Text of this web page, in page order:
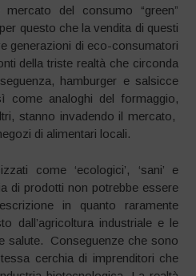
mercato del consumo “green”
questo che la vendita di questi
generazioni di eco-consumatori
della triste realtà che circonda
hamburger e salsicce
analoghi del formaggio,
stanno invadendo il mercato,
di alimentari locali.
come ‘ecologici’, ‘sani’ e
di prodotti non potrebbe essere
in quanto raramente
dall’agricoltura industriale e le
salute. Conseguenze che sono
cerchia di imprenditori che